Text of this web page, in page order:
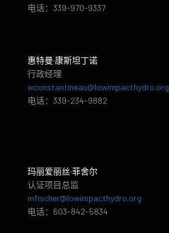
电话：339-970-9337
惠特曼·康斯坦丁诺
行政经理
wconstantineau@lowimpacthydro.org
电话：339-234-9882
玛丽爱丽丝·菲舍尔
认证项目总监
mfischer@lowimpacthydro.org
电话：603-842-5834